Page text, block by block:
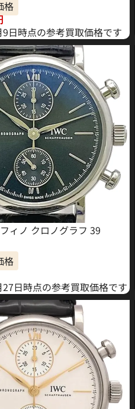
格
日時点の参考買取価格です
ィノ クロノグラフ 39
格
日時点の参考買取価格です